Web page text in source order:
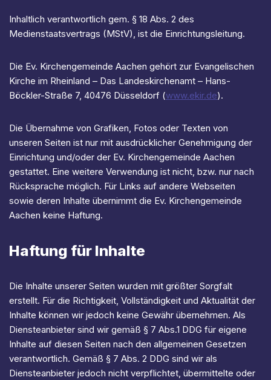
Inhaltlich verantwortlich gem. § 18 Abs. 2 des
Medienstaatsvertrags (MStV), ist die Einrichtungsleitung.
Die Ev. Kirchengemeinde Aachen gehört zur Evangelischen
Kirche im Rheinland – Das Landeskirchenamt – Hans-
Böckler-Straße 7, 40476 Düsseldorf (www.ekir.de).
Die Übernahme von Grafiken, Fotos oder Texten von
unseren Seiten ist nur mit ausdrücklicher Genehmigung der
Einrichtung und/oder der Ev. Kirchengemeinde Aachen
gestattet. Eine weitere Verwendung ist nicht, bzw. nur nach
Rücksprache möglich. Für Links auf andere Webseiten
sowie deren Inhalte übernimmt die Ev. Kirchengemeinde
Aachen keine Haftung.
Haftung für Inhalte
Die Inhalte unserer Seiten wurden mit größter Sorgfalt
erstellt. Für die Richtigkeit, Vollständigkeit und Aktualität der
Inhalte können wir jedoch keine Gewähr übernehmen. Als
Diensteanbieter sind wir gemäß § 7 Abs.1 DDG für eigene
Inhalte auf diesen Seiten nach den allgemeinen Gesetzen
verantwortlich. Gemäß § 7 Abs. 2 DDG sind wir als
Diensteanbieter jedoch nicht verpflichtet, übermittelte oder